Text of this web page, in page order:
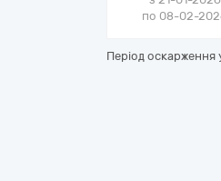
по 08-02-
Період оскарження